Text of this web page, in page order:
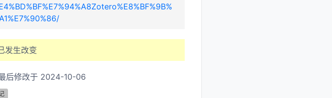
发生改变
后修改于 2024-10-06